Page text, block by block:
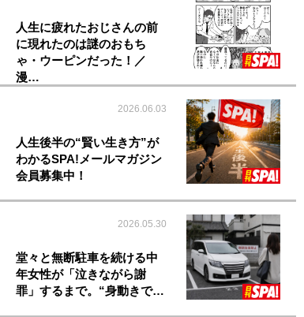
人生に疲れたおじさんの前
に現れたのは謎のおもち
ゃ・ウーピンだった！／
漫…
2026.06.03
人生後半の“賢い生き方”が
わかるSPA!メールマガジン
会員募集中！
2026.05.30
堂々と無断駐車を続ける中
年女性が「泣きながら謝
罪」するまで。“身動きで…